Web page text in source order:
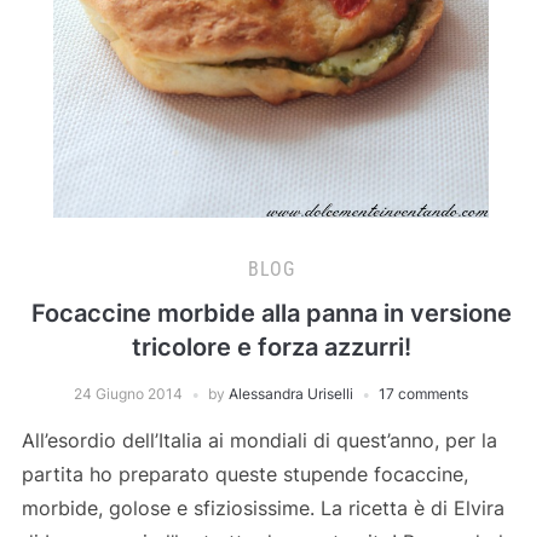
BLOG
Focaccine morbide alla panna in versione
tricolore e forza azzurri!
24 Giugno 2014 by Alessandra Uriselli 17 comments
All’esordio dell’Italia ai mondiali di quest’anno, per la
partita ho preparato queste stupende focaccine,
morbide, golose e sfiziosissime. La ricetta è di Elvira